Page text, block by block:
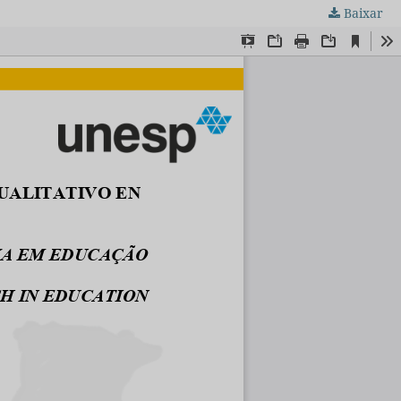
Baixar